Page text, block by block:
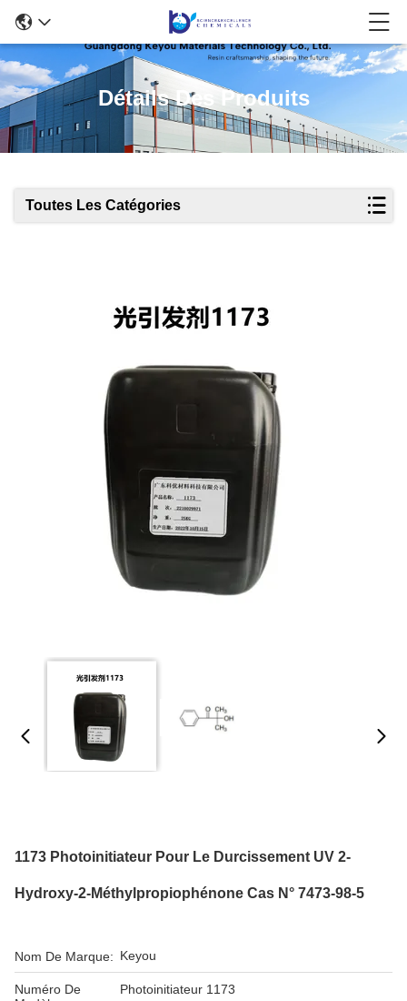
Détails Des Produits
Toutes Les Catégories
1173 Photoinitiateur Pour Le Durcissement UV 2-
Hydroxy-2-Méthylpropiophénone Cas N° 7473-98-5
Nom De Marque: Keyou
Numéro De
Photoinitiateur 1173